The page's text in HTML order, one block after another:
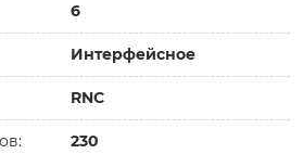
6
Интерфейсное
RNC
230